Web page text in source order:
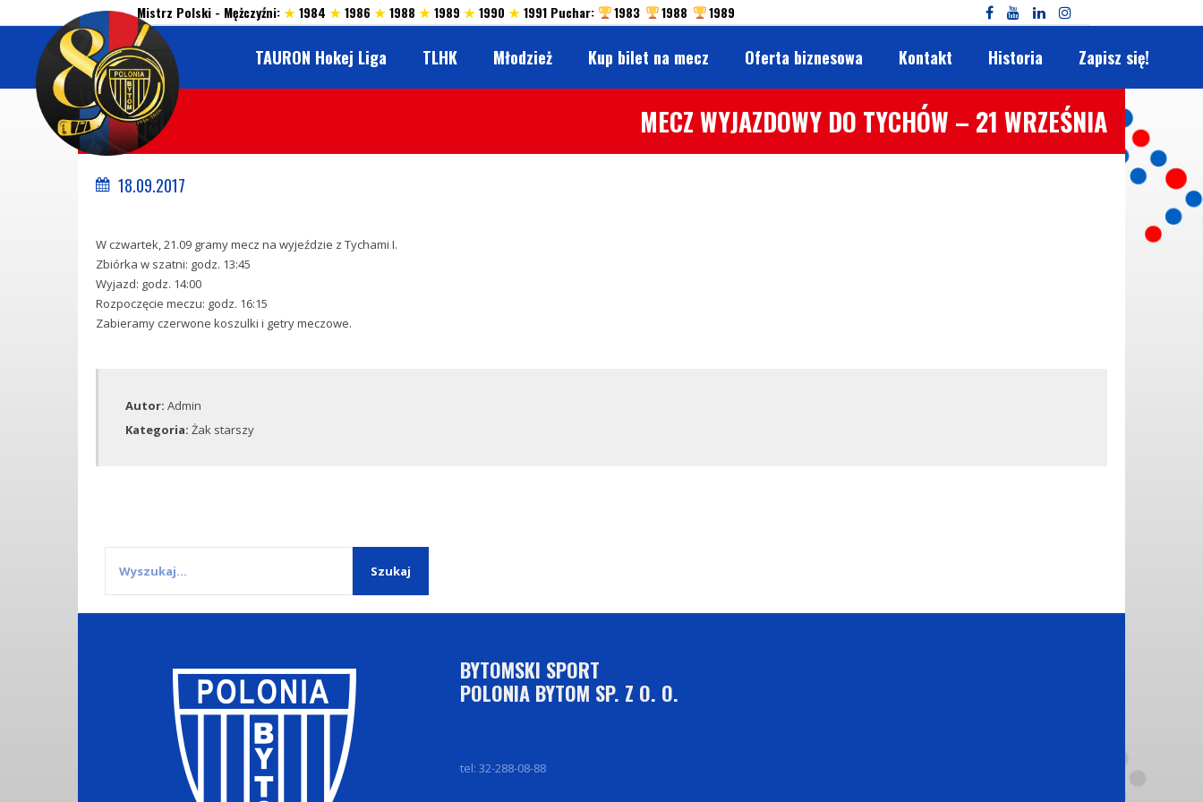
Mistrz Polski - Mężczyźni:★1984 ★1986 ★1988 ★1989 ★1990 ★1991 Puchar: 1983 1988 1989
TAURON Hokej Liga TLHK Młodzież Kup bilet na mecz Oferta biznesowa Kontakt Historia Zapisz się!
MECZ WYJAZDOWY DO TYCHÓW – 21 WRZEŚNIA
18.09.2017
W czwartek, 21.09 gramy mecz na wyjeździe z Tychami I.
Zbiórka w szatni: godz. 13:45
Wyjazd: godz. 14:00
Rozpoczęcie meczu: godz. 16:15
Zabieramy czerwone koszulki i getry meczowe.
Autor: Admin
Kategoria: Żak starszy
BYTOMSKI SPORT
POLONIA BYTOM SP. Z O. O.
tel: 32-288-08-88